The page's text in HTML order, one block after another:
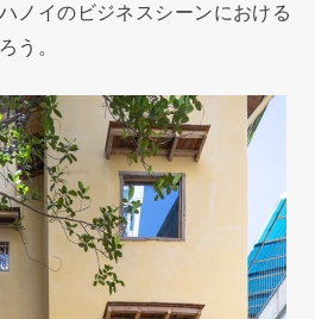
ノイのビジネスシーンにおける
う。